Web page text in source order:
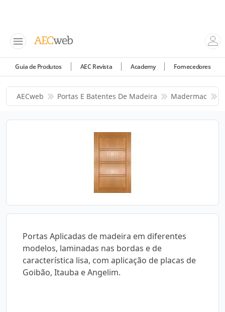
Guia de Produtos AEC Revista Academy Fornecedores
AECweb Portas E Batentes De Madeira Madermac
Portas Aplicadas de madeira em diferentes
modelos, laminadas nas bordas e de
característica lisa, com aplicação de placas de
Goibão, Itauba e Angelim.